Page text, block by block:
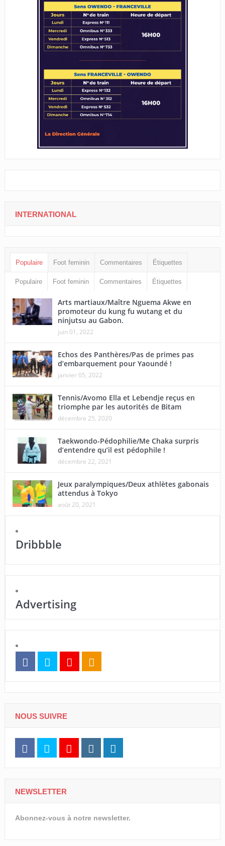
INTERNATIONAL
Populaire Foot feminin Commentaires Étiquettes
Populaire Foot feminin Commentaires Étiquettes
Arts martiaux/Maître Nguema Akwe en
promoteur du kung fu wutang et du
ninjutsu au Gabon.
juin 01, 2022
Echos des Panthères/Pas de primes pas
d’embarquement pour Yaoundé !
janvier 05, 2022
Tennis/Avomo Ella et Lebendje reçus en
triomphe par les autorités de Bitam
décembre 25, 2020
Taekwondo-Pédophilie/Me Chaka surpris
d’entendre qu’il est pédophile !
décembre 22, 2021
Jeux paralympiques/Deux athlètes gabonais
attendus à Tokyo
août 20, 2021
Dribbble
Advertising
NOUS SUIVRE
NEWSLETTER
Abonnez-vous à notre newsletter.